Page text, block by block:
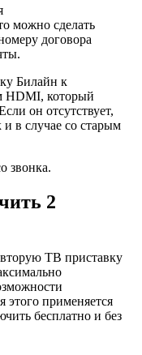
можно сделать
договора
Билайн к
HDMI, который
он отсутствует,
в случае со старым
звонка.
2
ТВ приставку
этого применяется
бесплатно и без